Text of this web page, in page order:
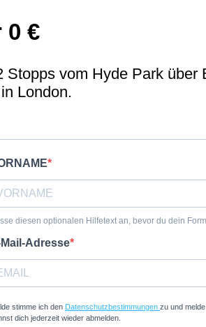
0 €
vom Hyde Park
London.
diesen optionalen Hilfetext an, bevor du dein
Mail-Adresse
stimme ich den Datenschutzbestimmungen zu und
dich jederzeit wieder abmelden.